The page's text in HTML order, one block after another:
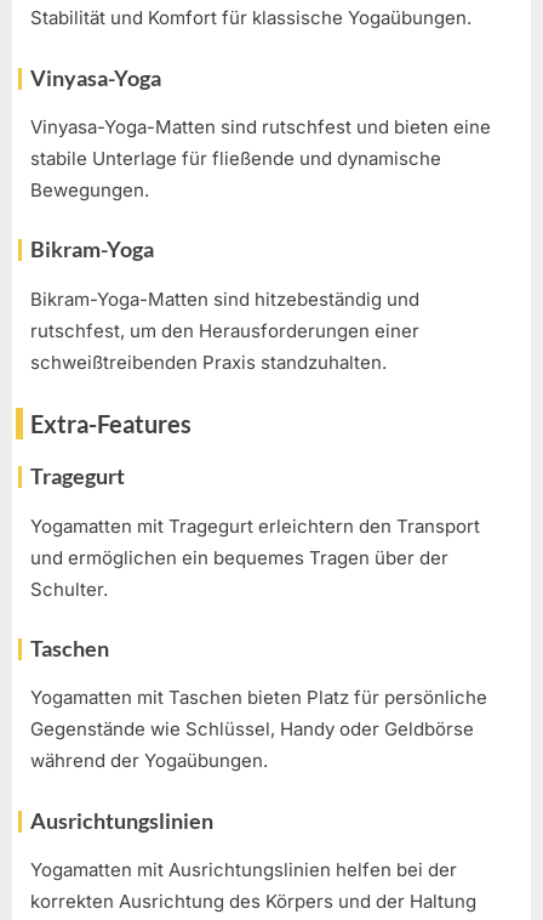
Stabilität und Komfort für klassische Yogaübungen.
Vinyasa-Yoga
Vinyasa-Yoga-Matten sind rutschfest und bieten eine
stabile Unterlage für fließende und dynamische
Bewegungen.
Bikram-Yoga
Bikram-Yoga-Matten sind hitzebeständig und
rutschfest, um den Herausforderungen einer
schweißtreibenden Praxis standzuhalten.
Extra-Features
Tragegurt
Yogamatten mit Tragegurt erleichtern den Transport
und ermöglichen ein bequemes Tragen über der
Schulter.
Taschen
Yogamatten mit Taschen bieten Platz für persönliche
Gegenstände wie Schlüssel, Handy oder Geldbörse
während der Yogaübungen.
Ausrichtungslinien
Yogamatten mit Ausrichtungslinien helfen bei der
korrekten Ausrichtung des Körpers und der Haltung